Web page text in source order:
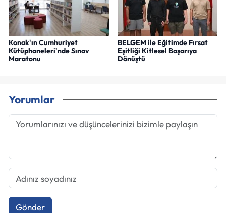
Konak'ın Cumhuriyet
Kütüphaneleri'nde Sınav
Maratonu
BELGEM ile Eğitimde Fırsat
Eşitliği Kitlesel Başarıya
Dönüştü
Yorumlar
Gönder